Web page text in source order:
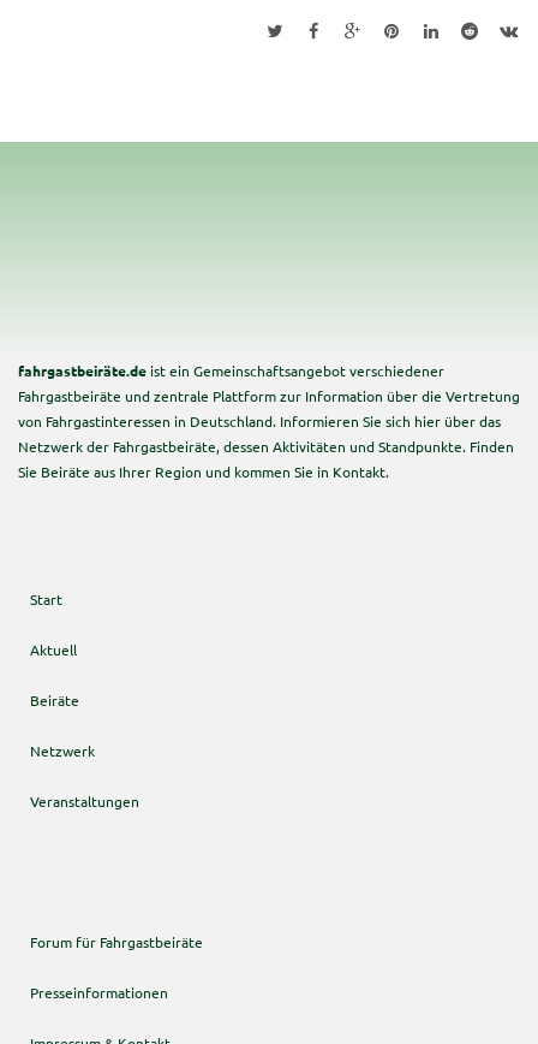
fahrgastbeiräte.de ist ein Gemeinschaftsangebot verschiedener
Fahrgastbeiräte und zentrale Plattform zur Information über die Vertretung
von Fahrgastinteressen in Deutschland. Informieren Sie sich hier über das
Netzwerk der Fahrgastbeiräte, dessen Aktivitäten und Standpunkte. Finden
Sie Beiräte aus Ihrer Region und kommen Sie in Kontakt.
Start
Aktuell
Beiräte
Netzwerk
Veranstaltungen
Forum für Fahrgastbeiräte
Presseinformationen